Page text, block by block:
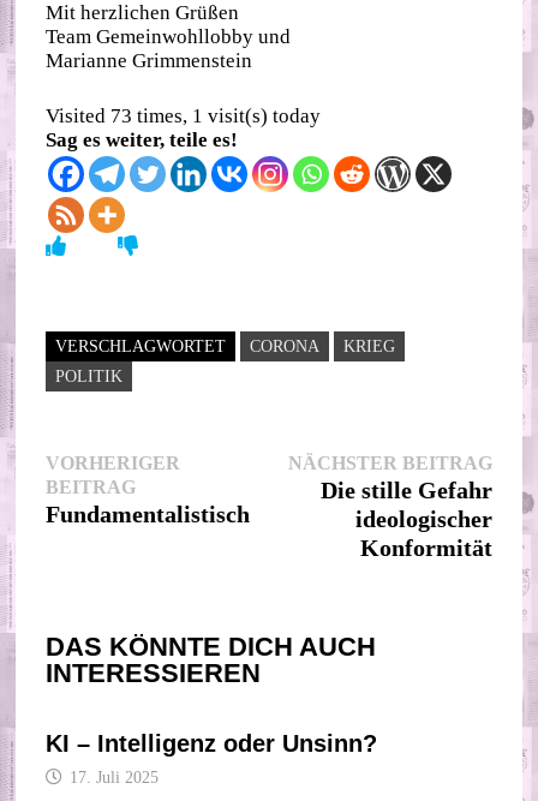
Mit herzlichen Grüßen
Team Gemeinwohllobby und
Marianne Grimmenstein
Visited 73 times, 1 visit(s) today
Sag es weiter, teile es!
VERSCHLAGWORTET CORONA
KRIEG
POLITIK
Beitragsnavigation
VORHERIGER
BEITRAGVorheriger
Beitrag:
Fundamentalistisch
NÄCHSTER BEITRAG
Die stille Gefahr
ideologischer
Konformität
DAS KÖNNTE DICH AUCH
INTERESSIEREN
KI – Intelligenz oder Unsinn?
17. Juli 2025